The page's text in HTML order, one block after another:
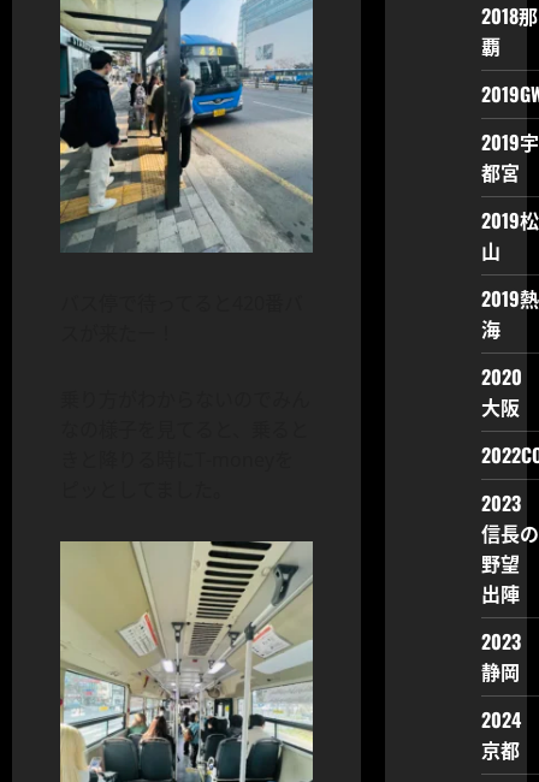
2018那
覇
2019宇
都宮
2019松
山
2019熱
海
2020
大阪
2023
信長の
野望
出陣
2023
静岡
2024
京都